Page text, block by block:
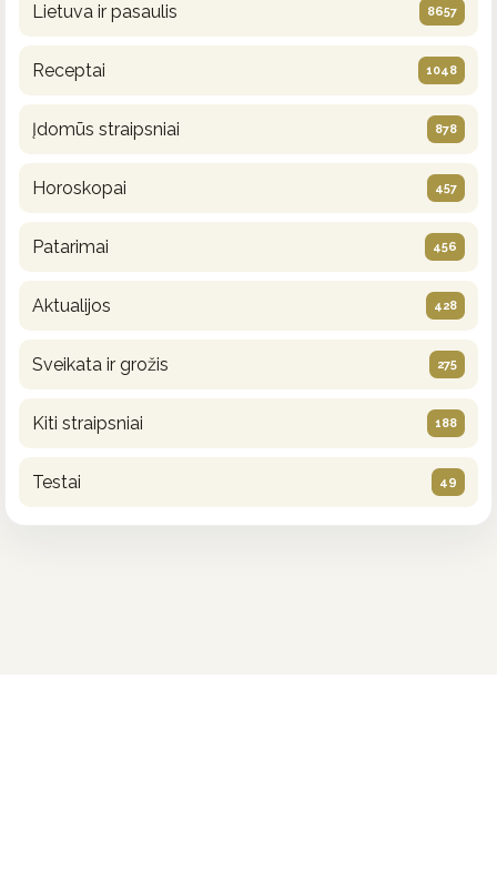
Lietuva ir pasaulis 8657
Receptai 1048
Įdomūs straipsniai 878
Horoskopai 457
Patarimai 456
Aktualijos 428
Sveikata ir grožis 275
Kiti straipsniai 188
Testai 49